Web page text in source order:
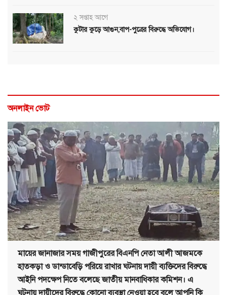
২ সপ্তাহ আগে
কুটার কুড়ে আগুন,বাপ-পুত্রের বিরুদ্ধে অভিযোগ।
অনলাইন ভোট
মায়ের জানাজার সময় গাজীপুরের বিএনপি নেতা আলী আজমকে
হাতকড়া ও ডান্ডাবেড়ি পরিয়ে রাখার ঘটনায় দায়ী ব্যক্তিদের বিরুদ্ধে
আইনি পদক্ষেপ নিতে বলেছে জাতীয় মানবাধিকার কমিশন। এ
ঘটনায় দায়ীদের বিরুদ্ধে কোনো ব্যবস্থা নেওয়া হবে বলে আপনি কি